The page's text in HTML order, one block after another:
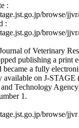
:
browse/
:
browse/
of Veterinary
publishing a print
became a fully
available on J-STAGE
and Technology
1.
browse/jjvr